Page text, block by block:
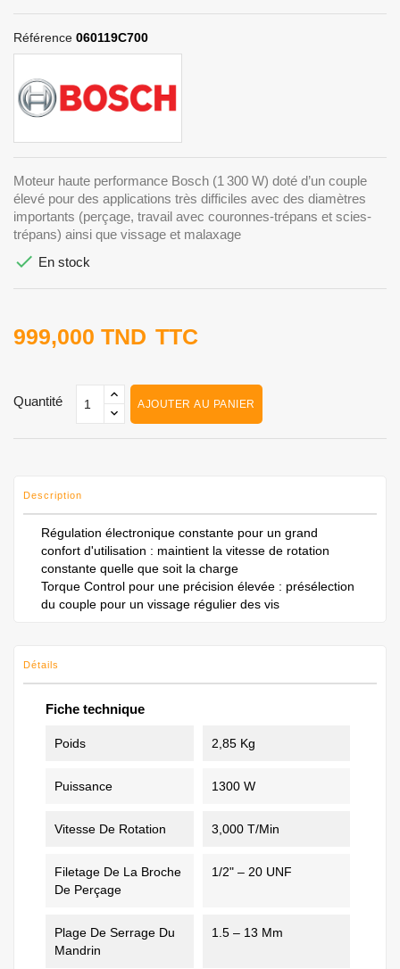
Référence 060119C700
Moteur haute performance Bosch (1 300 W) doté d’un couple
élevé pour des applications très difficiles avec des diamètres
importants (perçage, travail avec couronnes-trépans et scies-
trépans) ainsi que vissage et malaxage
 En stock
999,000 TND TTC
Quantité AJOUTER AU PANIER
Description
Régulation électronique constante pour un grand
confort d'utilisation : maintient la vitesse de rotation
constante quelle que soit la charge
Torque Control pour une précision élevée : présélection
du couple pour un vissage régulier des vis
Détails
Fiche technique
Poids 2,85 Kg
Puissance 1300 W
Vitesse De Rotation 3,000 T/min
Filetage De La Broche
De Perçage
1/2" – 20 UNF
Plage De Serrage Du
Mandrin
1.5 – 13 Mm